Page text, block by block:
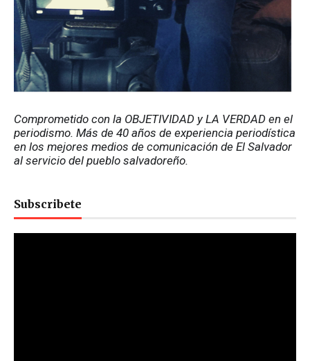
Comprometido con la OBJETIVIDAD y LA VERDAD en el
periodismo. Más de 40 años de experiencia periodística
en los mejores medios de comunicación de El Salvador
al servicio del pueblo salvadoreño.
Subscribete